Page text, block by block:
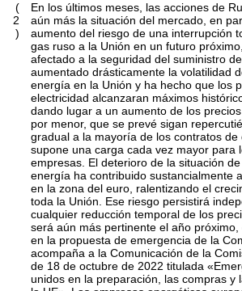
(
2
)
En los últimos meses, las acciones de
aún más la situación del mercado, en
aumento del riesgo de una interrupción
gas ruso a la Unión en un futuro
afectado a la seguridad del suministro
aumentado drásticamente la volatilidad
energía en la Unión y ha hecho que los
electricidad alcanzaran máximos
dando lugar a un aumento de los
por menor, que se prevé sigan
gradual a la mayoría de los contratos de
supone una carga cada vez mayor para
empresas. El deterioro de la situación
energía ha contribuido sustancialmente
en la zona del euro, ralentizando el
toda la Unión. Ese riesgo persistirá
cualquier reducción temporal de los
será aún más pertinente el año
en la propuesta de emergencia de la
acompaña a la Comunicación de la
de 18 de octubre de 2022 titulada
unidos en la preparación, las compras y